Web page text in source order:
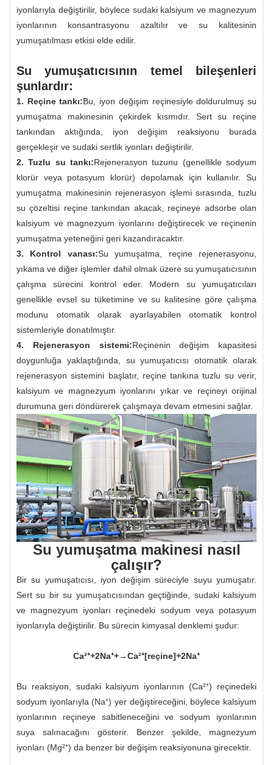
iyonlarıyla değiştirilir, böylece sudaki kalsiyum ve magnezyum
iyonlarının konsantrasyonu azaltılır ve su kalitesinin
yumuşatılması etkisi elde edilir.
Su yumuşatıcısının temel bileşenleri
şunlardır:
1. Reçine tankı:Bu, iyon değişim reçinesiyle doldurulmuş su
yumuşatma makinesinin çekirdek kısmıdır. Sert su reçine
tankından aktığında, iyon değişim reaksiyonu burada
gerçekleşir ve sudaki sertlik iyonları değiştirilir.
2. Tuzlu su tankı:Rejenerasyon tuzunu (genellikle sodyum
klorür veya potasyum klorür) depolamak için kullanılır. Su
yumuşatma makinesinin rejenerasyon işlemi sırasında, tuzlu
su çözeltisi reçine tankından akacak, reçineye adsorbe olan
kalsiyum ve magnezyum iyonlarını değiştirecek ve reçinenin
yumuşatma yeteneğini geri kazandıracaktır.
3. Kontrol vanası:Su yumuşatma, reçine rejenerasyonu,
yıkama ve diğer işlemler dahil olmak üzere su yumuşatıcısının
çalışma sürecini kontrol eder. Modern su yumuşatıcıları
genellikle evsel su tüketimine ve su kalitesine göre çalışma
modunu otomatik olarak ayarlayabilen otomatik kontrol
sistemleriyle donatılmıştır.
4. Rejenerasyon sistemi:Reçinenin değişim kapasitesi
doygunluğa yaklaştığında, su yumuşatıcısı otomatik olarak
rejenerasyon sistemini başlatır, reçine tankına tuzlu su verir,
kalsiyum ve magnezyum iyonlarını yıkar ve reçineyi orijinal
durumuna geri döndürerek çalışmaya devam etmesini sağlar.
Su yumuşatma makinesi nasıl
çalışır?
Bir su yumuşatıcısı, iyon değişim süreciyle suyu yumuşatır.
Sert su bir su yumuşatıcısından geçtiğinde, sudaki kalsiyum
ve magnezyum iyonları reçinedeki sodyum veya potasyum
iyonlarıyla değiştirilir. Bu sürecin kimyasal denklemi şudur:
Ca²⁺+2Na⁺+→Ca²⁺[reçine]+2Na⁺
Bu reaksiyon, sudaki kalsiyum iyonlarının (Ca²⁺) reçinedeki
sodyum iyonlarıyla (Na⁺) yer değiştireceğini, böylece kalsiyum
iyonlarının reçineye sabitleneceğini ve sodyum iyonlarının
suya salınacağını gösterir. Benzer şekilde, magnezyum
iyonları (Mg²⁺) da benzer bir değişim reaksiyonuna girecektir.